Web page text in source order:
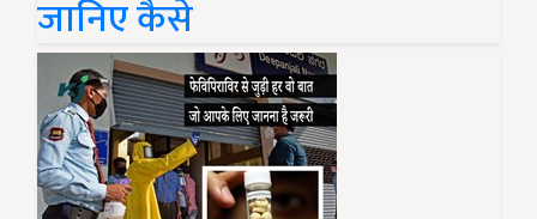
जानिए कैसे